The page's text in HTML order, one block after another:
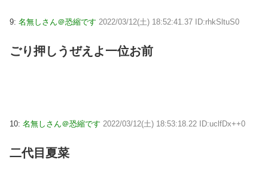
9: 名無しさん＠恐縮です 2022/03/12(土) 18:52:41.37 ID:rhkSltuS0
ごり押しうぜえよ一位お前
10: 名無しさん＠恐縮です 2022/03/12(土) 18:53:18.22 ID:uclfDx++0
二代目夏菜